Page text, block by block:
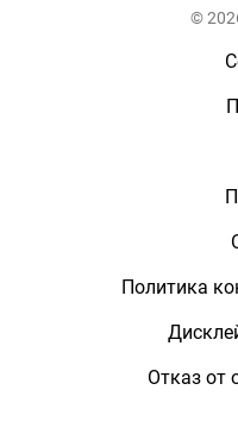
©
Политика
Отказ от